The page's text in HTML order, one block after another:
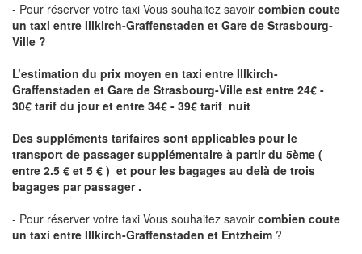
- Pour réserver votre taxi Vous souhaitez savoir combien coute
un taxi entre Illkirch-Graffenstaden et Gare de Strasbourg-
Ville ?
L’estimation du prix moyen en taxi entre Illkirch-
Graffenstaden et Gare de Strasbourg-Ville est entre 24€ -
30€ tarif du jour et entre 34€ - 39€ tarif nuit
Des suppléments tarifaires sont applicables pour le
transport de passager supplémentaire à partir du 5ème (
entre 2.5 € et 5 € ) et pour les bagages au delà de trois
bagages par passager .
- Pour réserver votre taxi Vous souhaitez savoir combien coute
un taxi entre Illkirch-Graffenstaden et Entzheim ?